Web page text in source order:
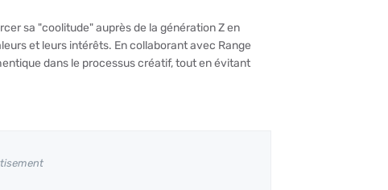
sa "coolitude" auprès de la génération Z en
et leurs intérêts. En collaborant avec Range
dans le processus créatif, tout en évitant